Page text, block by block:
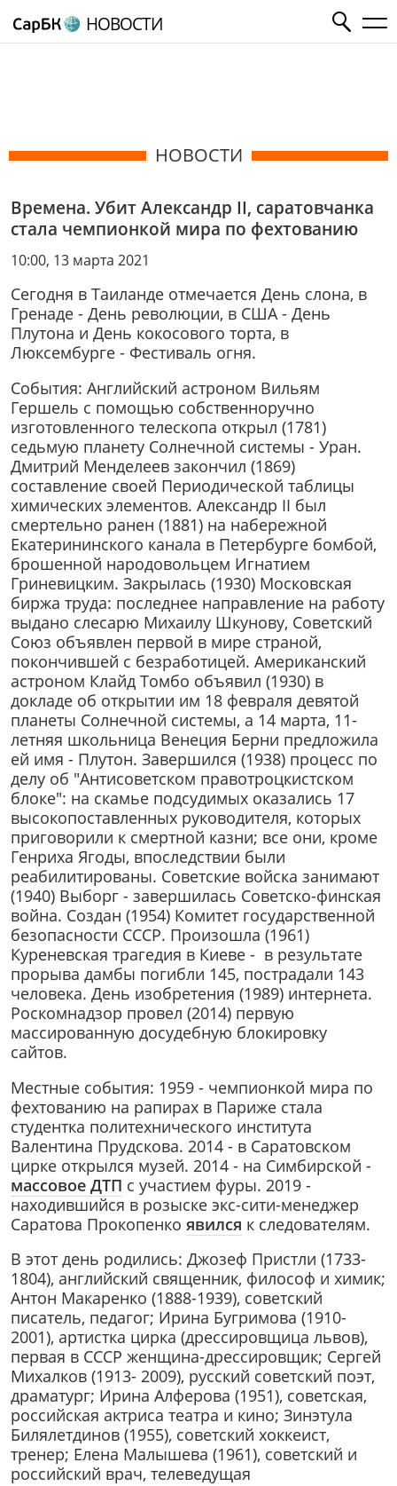
НОВОСТИ
НОВОСТИ
Времена. Убит Александр II, саратовчанка
стала чемпионкой мира по фехтованию
10:00, 13 марта 2021
Сегодня в Таиланде отмечается День слона, в
Гренаде - День революции, в США - День
Плутона и День кокосового торта, в
Люксембурге - Фестиваль огня.
События: Английский астроном Вильям
Гершель с помощью собственноручно
изготовленного телескопа открыл (1781)
седьмую планету Солнечной системы - Уран.
Дмитрий Менделеев закончил (1869)
составление своей Периодической таблицы
химических элементов. Александр II был
смертельно ранен (1881) на набережной
Екатерининского канала в Петербурге бомбой,
брошенной народовольцем Игнатием
Гриневицким. Закрылась (1930) Московская
биржа труда: последнее направление на работу
выдано слесарю Михаилу Шкунову, Советский
Союз объявлен первой в мире страной,
покончившей с безработицей. Американский
астроном Клайд Томбо объявил (1930) в
докладе об открытии им 18 февраля девятой
планеты Солнечной системы, а 14 марта, 11-
летняя школьница Венеция Берни предложила
ей имя - Плутон. Завершился (1938) процесс по
делу об "Антисоветском правотроцкистском
блоке": на скамье подсудимых оказались 17
высокопоставленных руководителя, которых
приговорили к смертной казни; все они, кроме
Генриха Ягоды, впоследствии были
реабилитированы. Советские войска занимают
(1940) Выборг - завершилась Советско-финская
война. Создан (1954) Комитет государственной
безопасности СССР. Произошла (1961)
Куреневская трагедия в Киеве - в результате
прорыва дамбы погибли 145, пострадали 143
человека. День изобретения (1989) интернета.
Роскомнадзор провел (2014) первую
массированную досудебную блокировку
сайтов.
Местные события: 1959 - чемпионкой мира по
фехтованию на рапирах в Париже стала
студентка политехнического института
Валентина Прудскова. 2014 - в Саратовском
цирке открылся музей. 2014 - на Симбирской -
массовое ДТП с участием фуры. 2019 -
находившийся в розыске экс-сити-менеджер
Саратова Прокопенко явился к следователям.
В этот день родились: Джозеф Пристли (1733-
1804), английский священник, философ и химик;
Антон Макаренко (1888-1939), советский
писатель, педагог; Ирина Бугримова (1910-
2001), артистка цирка (дрессировщица львов),
первая в СССР женщина-дрессировщик; Сергей
Михалков (1913- 2009), русский советский поэт,
драматург; Ирина Алферова (1951), советская,
российская актриса театра и кино; Зинэтула
Билялетдинов (1955), советский хоккеист,
тренер; Елена Малышева (1961), советский и
российский врач, телеведущая